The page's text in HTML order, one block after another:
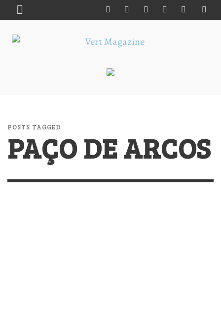
POSTS TAGGED
PAÇO DE ARCOS